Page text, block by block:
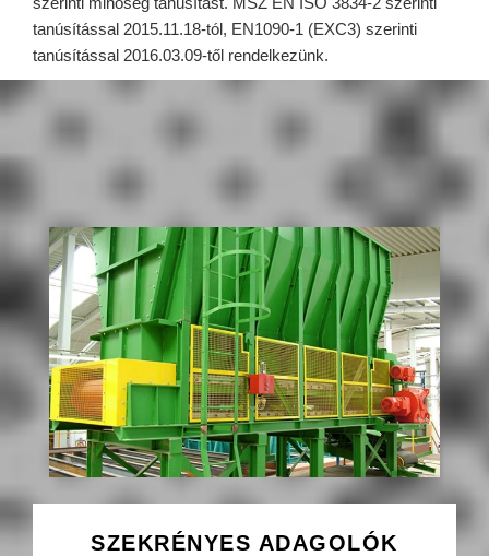
tanúsítással 2015.11.18-tól, EN1090-1 (EXC3) szerinti
tanúsítással 2016.03.09-től rendelkezünk.
SZEKRÉNYES ADAGOLÓK